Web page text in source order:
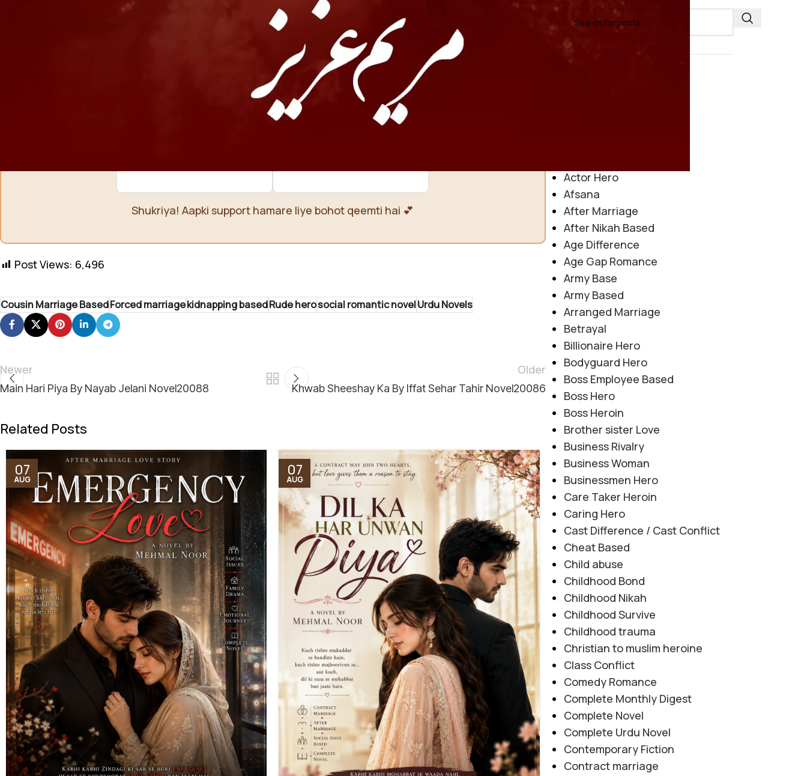
Account no:
035101052131
ya
0112 0351 0105 2131
Name: Sadia Hassan
Shukriya! Aapki support hamare liye bohot qeemti hai 💕
Post Views: 6,496
Cousin Marriage BasedForced marriagekidnapping basedRude herosocial romantic novelUrdu Novels
Newer
Main Hari Piya By Nayab Jelani Novel20088
Older
Khwab Sheeshay Ka By Iffat Sehar Tahir Novel20086
Related Posts
07
AUG
07
AUG
07
AUG
Actor Hero
Afsana
After Marriage
After Nikah Based
Age Difference
Age Gap Romance
Army Base
Army Based
Arranged Marriage
Betrayal
Billionaire Hero
Bodyguard Hero
Boss Employee Based
Boss Hero
Boss Heroin
Brother sister Love
Business Rivalry
Business Woman
Businessmen Hero
Care Taker Heroin
Caring Hero
Cast Difference / Cast Conflict
Cheat Based
Child abuse
Childhood Bond
Childhood Nikah
Childhood Survive
Childhood trauma
Christian to muslim heroine
Class Conflict
Comedy Romance
Complete Monthly Digest
Complete Novel
Complete Urdu Novel
Contemporary Fiction
Contract marriage